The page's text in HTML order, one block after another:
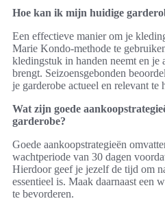
Hoe kan ik mijn huidige
Een effectieve manier om je
Marie Kondo-methode te
kledingstuk in handen neemt en je
brengt. Seizoensgebonden
je garderobe actueel en relevant te
Wat zijn goede
garderobe?
Goede aankoopstrategieën
wachtperiode van 30 dagen
Hierdoor geef je jezelf de tijd om
essentieel is. Maak daarnaast een
te bevorderen.